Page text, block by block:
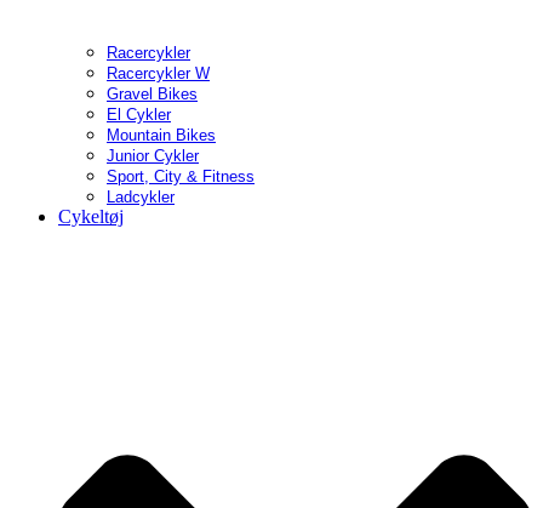
Racercykler
Racercykler W
Gravel Bikes
El Cykler
Mountain Bikes
Junior Cykler
Sport, City & Fitness
Ladcykler
Cykeltøj